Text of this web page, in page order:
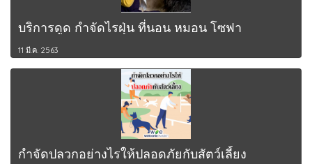
บริการดูด กำจัดไรฝุ่น ที่นอน หมอน โซฟา
11 มี.ค. 2563
กำจัดปลวกอย่างไรให้ปลอดภัยกับสัตว์เลี้ยง